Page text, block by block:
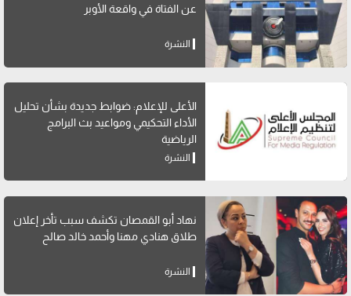
عن الفتاة في واقعة الأوبر
النشرة
الأعلى للإعلام: ضوابط جديدة بشأن تحليل
الأداء التحكيمي ومواعيد بث البرامج
الرياضية
النشرة
نهاد أبو القمصان تكشف سبب تأخر إعلان
طلاق هنادي مهنا وأحمد خالد صالح
النشرة